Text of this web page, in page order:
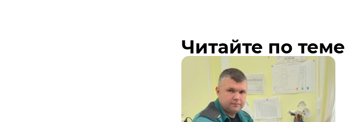
Читайте по теме